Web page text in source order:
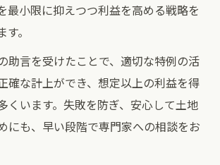
最小限に抑えつつ利益を高める戦略を
。
助言を受けたことで、適切な特例の活
確な計上ができ、想定以上の利益を得
くいます。失敗を防ぎ、安心して土地
にも、早い段階で専門家への相談をお